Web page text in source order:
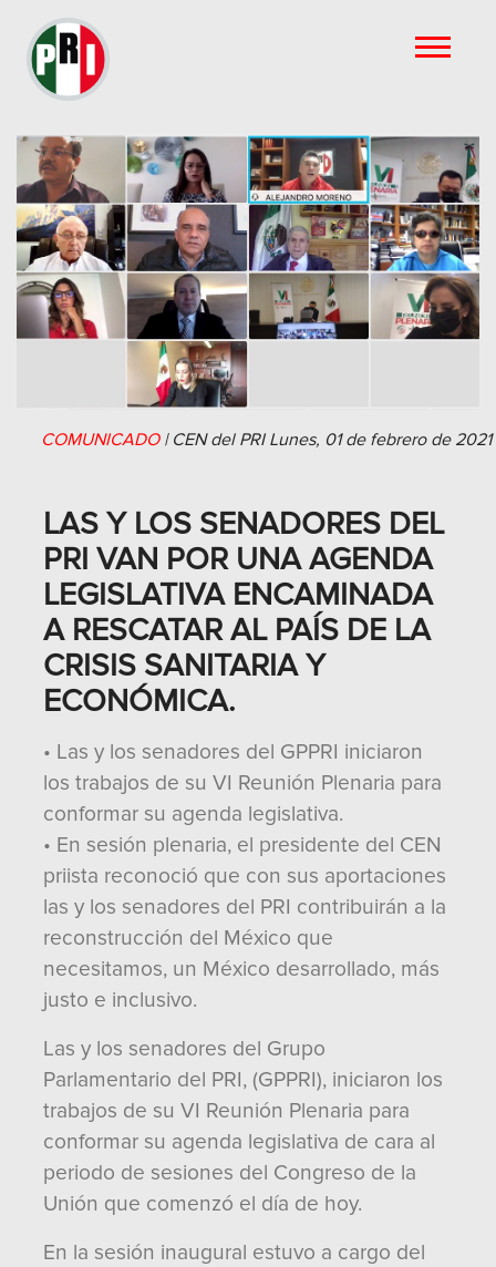
COMUNICADO| CEN del PRI Lunes, 01 de febrero de 2021
LAS Y LOS SENADORES DEL
PRI VAN POR UNA AGENDA
LEGISLATIVA ENCAMINADA
A RESCATAR AL PAÍS DE LA
CRISIS SANITARIA Y
ECONÓMICA.
• Las y los senadores del GPPRI iniciaron
los trabajos de su VI Reunión Plenaria para
conformar su agenda legislativa.
• En sesión plenaria, el presidente del CEN
priista reconoció que con sus aportaciones
las y los senadores del PRI contribuirán a la
reconstrucción del México que
necesitamos, un México desarrollado, más
justo e inclusivo.
Las y los senadores del Grupo
Parlamentario del PRI, (GPPRI), iniciaron los
trabajos de su VI Reunión Plenaria para
conformar su agenda legislativa de cara al
periodo de sesiones del Congreso de la
Unión que comenzó el día de hoy.
En la sesión inaugural estuvo a cargo del